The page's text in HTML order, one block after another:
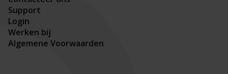
Support
Login
Werken bij
Algemene Voorwaarden